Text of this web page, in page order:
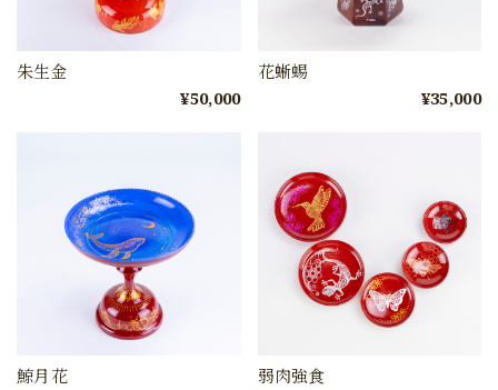
朱生金
¥50,000
花蜥蜴
¥35,000
鯨月花
弱肉強食